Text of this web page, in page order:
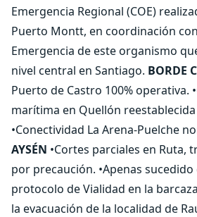
Emergencia Regional (COE)
Puerto Montt, en coordinación
Emergencia de este organismo
nivel central en Santiago. BORDE
Puerto de Castro 100% operativa.
marítima en Quellón
•Conectividad La Arena-Puelche
AYSÉN •Cortes parciales en Ruta,
por precaución. •Apenas
protocolo de Vialidad en la
la evacuación de la localidad de